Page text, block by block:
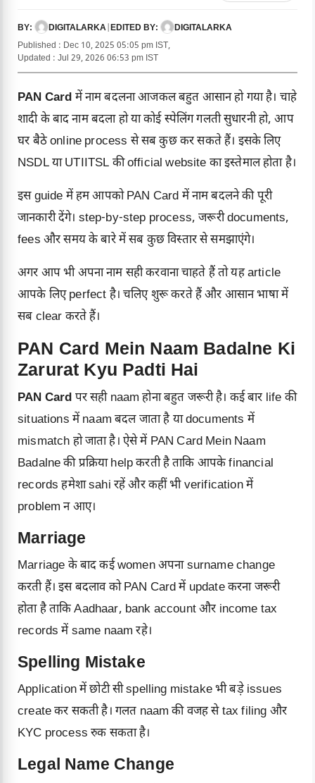
BY: DIGITALARKA EDITED BY:
DIGITALARKA
Published : Dec 10, 2025 05:05 pm IST,
Updated : Jul 29, 2026 06:53 pm IST
PAN Card में नाम बदलना आजकल बहुत आसान हो गया है। चाहे
शादी के बाद नाम बदला हो या कोई स्पेलिंग गलती सुधारनी हो, आप
घर बैठे online process से सब कुछ कर सकते हैं। इसके लिए
NSDL या UTIITSL की official website का इस्तेमाल होता है।
इस guide में हम आपको PAN Card में नाम बदलने की पूरी
जानकारी देंगे। step-by-step process, जरूरी documents,
fees और समय के बारे में सब कुछ विस्तार से समझाएंगे।
अगर आप भी अपना नाम सही करवाना चाहते हैं तो यह article
आपके लिए perfect है। चलिए शुरू करते हैं और आसान भाषा में
सब clear करते हैं।
PAN Card Mein Naam Badalne Ki
Zarurat Kyu Padti Hai
PAN Card पर सही naam होना बहुत जरूरी है। कई बार life की
situations में naam बदल जाता है या documents में
mismatch हो जाता है। ऐसे में PAN Card Mein Naam
Badalne की प्रक्रिया help करती है ताकि आपके financial
records हमेशा sahi रहें और कहीं भी verification में
problem न आए।
Marriage
Marriage के बाद कई women अपना surname change
करती हैं। इस बदलाव को PAN Card में update करना जरूरी
होता है ताकि Aadhaar, bank account और income tax
records में same naam रहे।
Spelling Mistake
Application में छोटी सी spelling mistake भी बड़े issues
create कर सकती है। गलत naam की वजह से tax filing और
KYC process रुक सकता है।
Legal Name Change